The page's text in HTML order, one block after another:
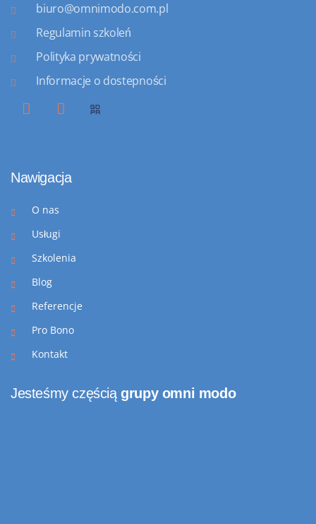
biuro@omnimodo.com.pl
Regulamin szkoleń
Polityka prywatności
Informacje o dostepności
Nawigacja
O nas
Usługi
Szkolenia
Blog
Referencje
Pro Bono
Kontakt
Jesteśmy częściągrupy omni modo